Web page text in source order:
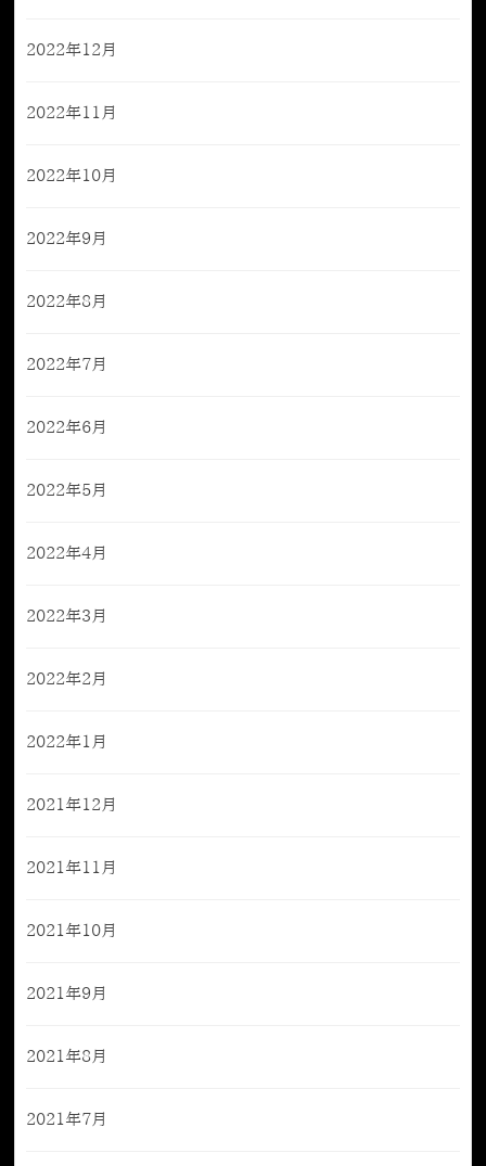
2022年12月
2022年11月
2022年10月
2022年9月
2022年8月
2022年7月
2022年6月
2022年5月
2022年4月
2022年3月
2022年2月
2022年1月
2021年12月
2021年11月
2021年10月
2021年9月
2021年8月
2021年7月